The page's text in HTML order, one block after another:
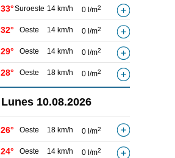
33°Suroeste 14 km/h 0 l/m2
32° Oeste 14 km/h 0 l/m2
29° Oeste 14 km/h 0 l/m2
28° Oeste 18 km/h 0 l/m2
Lunes 10.08.2026
26° Oeste 18 km/h 0 l/m2
24° Oeste 14 km/h 0 l/m2